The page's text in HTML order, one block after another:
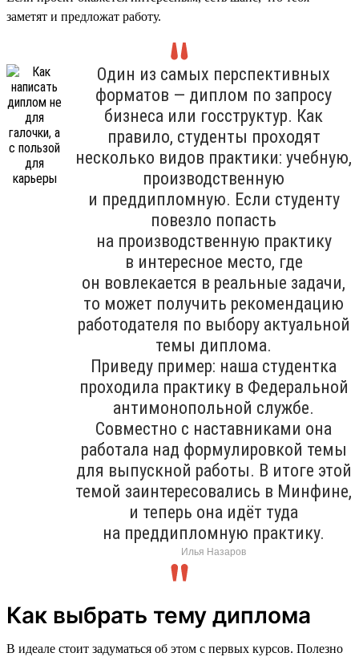
заметят и предложат работу.
Один из самых перспективных
форматов — диплом по запросу
бизнеса или госструктур. Как
правило, студенты проходят
несколько видов практики: учебную,
производственную
и преддипломную. Если студенту
повезло попасть
на производственную практику
в интересное место, где
он вовлекается в реальные задачи,
то может получить рекомендацию
работодателя по выбору актуальной
темы диплома.
Приведу пример: наша студентка
проходила практику в Федеральной
антимонопольной службе.
Совместно с наставниками она
работала над формулировкой темы
для выпускной работы. В итоге этой
темой заинтересовались в Минфине,
и теперь она идёт туда
на преддипломную практику.
Илья Назаров
Как выбрать тему диплома
В идеале стоит задуматься об этом с первых курсов. Полезно